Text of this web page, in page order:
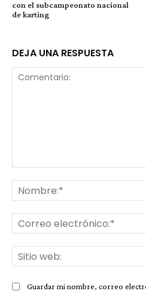
con el subcampeonato nacional
de karting
DEJA UNA RESPUESTA
Guardar mi nombre, correo